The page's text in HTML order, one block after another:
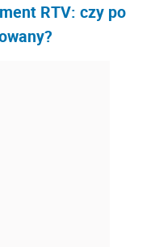
RTV: czy po